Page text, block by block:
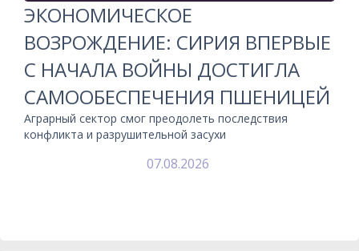
ЭКОНОМИЧЕСКОЕ
ВОЗРОЖДЕНИЕ: СИРИЯ ВПЕРВЫЕ
С НАЧАЛА ВОЙНЫ ДОСТИГЛА
САМООБЕСПЕЧЕНИЯ ПШЕНИЦЕЙ
Аграрный сектор смог преодолеть последствия
конфликта и разрушительной засухи
07.08.2026